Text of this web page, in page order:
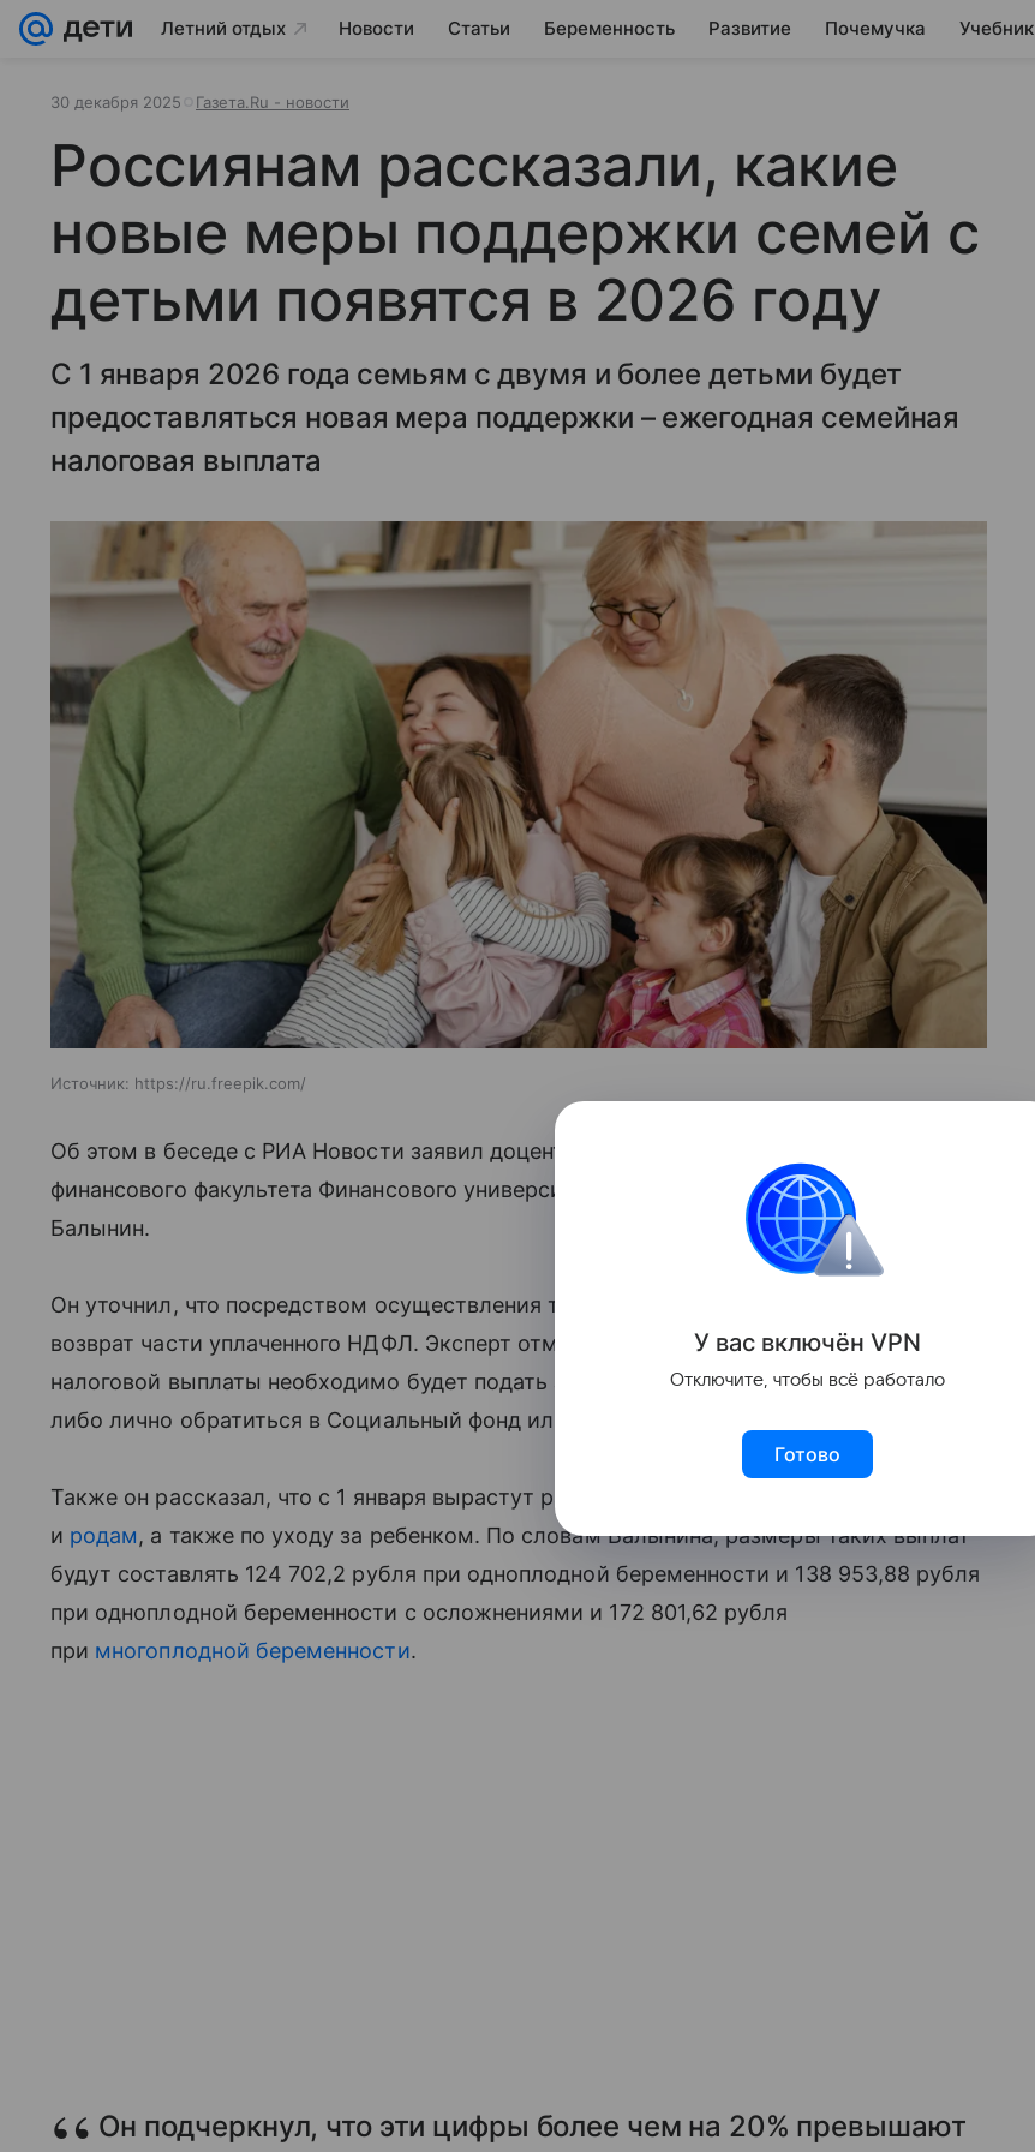
Летний отдых Новости Статьи Беременность Развитие Почемучка Учебник
30 декабря 2025 Газета.Ru - новости
Россиянам рассказали, какие
новые меры поддержки семей с
детьми появятся в 2026 году
С 1 января 2026 года семьям с двумя и более детьми будет
предоставляться новая мера поддержки – ежегодная семейная
налоговая выплата
Источник: https://ru.freepik.com/
Об этом в беседе с РИА Новости заявил доцент кафедры общественных финансов
финансового факультета Финансового университета при правительстве России Игорь
Балынин.
Он уточнил, что посредством осуществления такой выплаты будет производиться
возврат части уплаченного НДФЛ. Эксперт отметил, что для получения семейной
налоговой выплаты необходимо будет подать заявление через портал «Госуслуги»
либо лично обратиться в Социальный фонд или МФЦ.
Также он рассказал, что с 1 января вырастут размеры пособий по беременности
и родам, а также по уходу за ребенком. По словам Балынина, размеры таких выплат
будут составлять 124 702,2 рубля при одноплодной беременности и 138 953,88 рубля
при одноплодной беременности с осложнениями и 172 801,62 рубля
при многоплодной беременности.
Он подчеркнул, что эти цифры более чем на 20% превышают
У вас включён VPN
Отключите, чтобы всё работало
Готово